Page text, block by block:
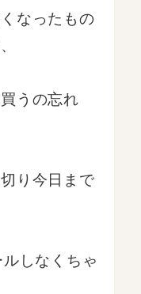
なったもの
うの忘れ
り今日まで
しなくちゃ